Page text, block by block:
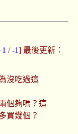
/-1] 最後更新：
沒吃過這
個夠嗎？這
買幾個？